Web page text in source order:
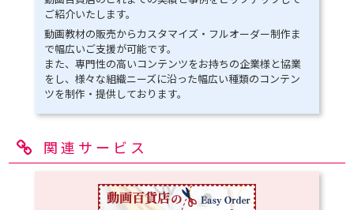
ご紹介いたします。
動画教材の販売からカスタマイズ・フルオーダー制作ま
で幅広いご支援が可能です。
また、専門性の高いコンテンツをお持ちの企業様と協業
をし、様々な組織ニーズに沿った幅広い種類のコンテン
ツを制作・提供しております。
関連サービス